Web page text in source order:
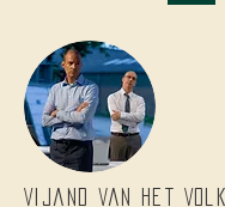
Vijand van het Volk